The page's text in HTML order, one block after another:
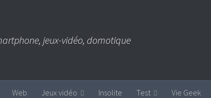
jeux-vidéo, domotique
Web Jeux vidéo Insolite Test Vie Geek